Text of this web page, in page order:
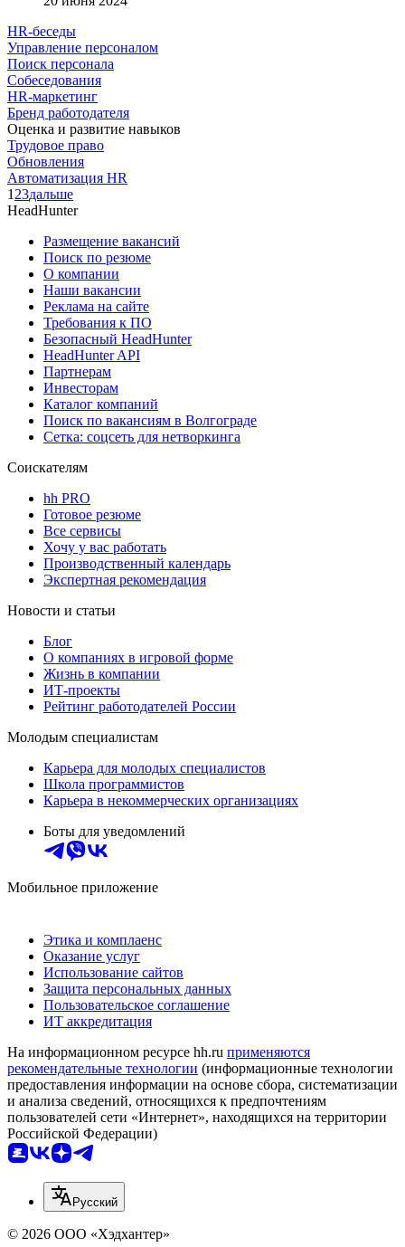
HR-беседы
Управление персоналом
Поиск персонала
Собеседования
HR-маркетинг
Бренд работодателя
Оценка и развитие навыков
Трудовое право
Обновления
Автоматизация HR
1 23дальше
HeadHunter
Размещение вакансий
Поиск по резюме
О компании
Наши вакансии
Реклама на сайте
Требования к ПО
Безопасный HeadHunter
HeadHunter API
Партнерам
Инвесторам
Каталог компаний
Поиск по вакансиям в Волгограде
Сетка: соцсеть для нетворкинга
Соискателям
hh PRO
Готовое резюме
Все сервисы
Хочу у вас работать
Производственный календарь
Экспертная рекомендация
Новости и статьи
Блог
О компаниях в игровой форме
Жизнь в компании
ИТ-проекты
Рейтинг работодателей России
Молодым специалистам
Карьера для молодых специалистов
Школа программистов
Карьера в некоммерческих организациях
Боты для уведомлений
Мобильное приложение
Этика и комплаенс
Оказание услуг
Использование сайтов
Защита персональных данных
Пользовательское соглашение
ИТ аккредитация
На информационном ресурсе hh.ru применяются
рекомендательные технологии (информационные технологии
предоставления информации на основе сбора, систематизации
и анализа сведений, относящихся к предпочтениям
пользователей сети «Интернет», находящихся на территории
Российской Федерации)
Русский
© 2026 ООО «Хэдхантер»